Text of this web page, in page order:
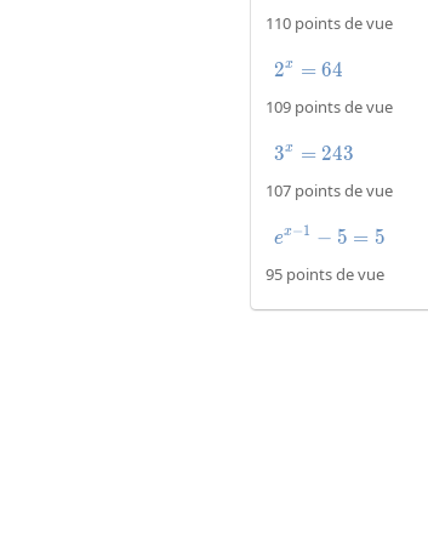
110 points de vue
2^x=64
2x = 64
109 points de vue
3^x=243
3x = 243
107 points de vue
e^{x-1}-
ex−1 − 5 = 5
95 points de vue